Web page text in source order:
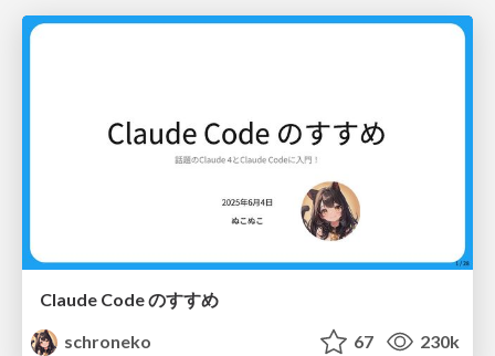
Claude Code のすすめ
schroneko
67 230k